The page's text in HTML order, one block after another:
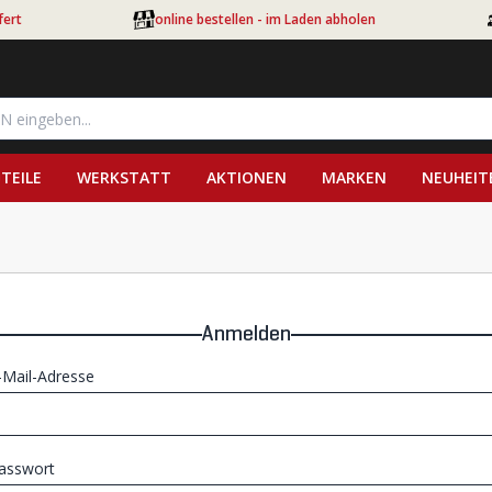
online bestellen - im Laden abholen
WERKSTATT AKTIONEN MARKEN
Anmelden
Mail-Adresse